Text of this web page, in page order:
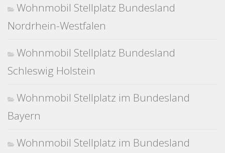
Wohnmobil Stellplatz Bundesland
Nordrhein-Westfalen
Wohnmobil Stellplatz Bundesland
Schleswig Holstein
Wohnmobil Stellplatz im Bundesland
Bayern
Wohnmobil Stellplatz im Bundesland